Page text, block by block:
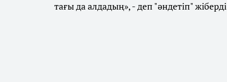
тағы да алдадың», - деп "әндетіп"